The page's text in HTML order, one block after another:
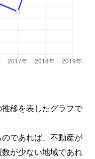
移を表したグラフで
であれば、不動産が
が少ない地域であれ